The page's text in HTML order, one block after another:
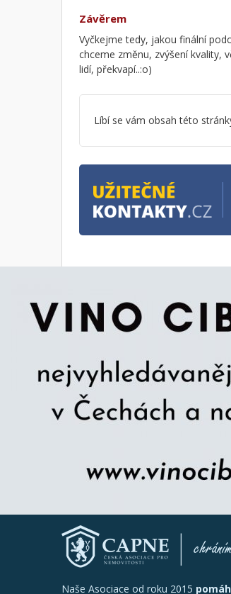
Závěrem
Vyčkejme tedy, jakou finální
chceme změnu, zvýšení kvality,
lidí, překvapí..:o)
Líbí se vám obsah této
Naše Asociace od roku 2015